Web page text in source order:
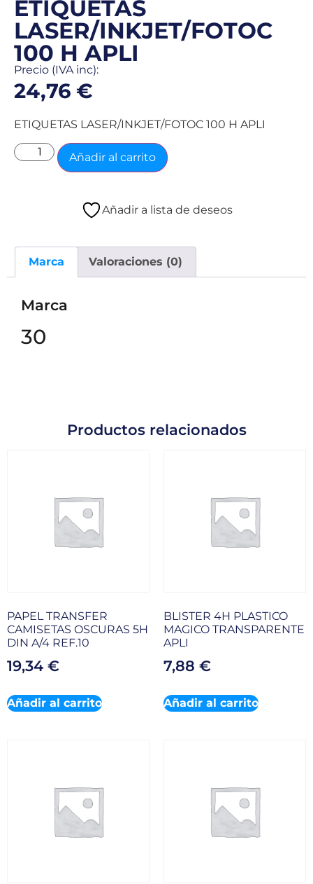
ETIQUETAS
LASER/INKJET/FOTOC
100 H APLI
Precio (IVA inc):
24,76 €
ETIQUETAS LASER/INKJET/FOTOC 100 H APLI
Añadir al carrito
Añadir a lista de deseos
Marca Valoraciones (0)
Marca
30
Productos relacionados
PAPEL TRANSFER
CAMISETAS OSCURAS 5H
DIN A/4 REF.10
19,34 €
Añadir al carrito
BLISTER 4H PLASTICO
MAGICO TRANSPARENTE
APLI
7,88 €
Añadir al carrito